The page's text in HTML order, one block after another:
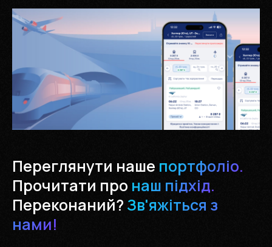
Переглянути наше портфоліо.
Прочитати про наш підхід.
Переконаний? Зв'яжіться з
нами!